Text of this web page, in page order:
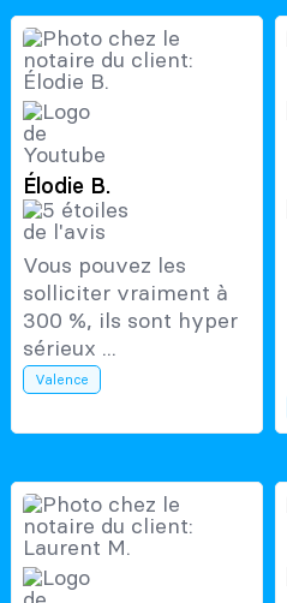
Élodie B.
Vous pouvez les
solliciter vraiment à
300 %, ils sont hyper
sérieux ...
Valence